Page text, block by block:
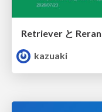
Retriever と
kazuaki